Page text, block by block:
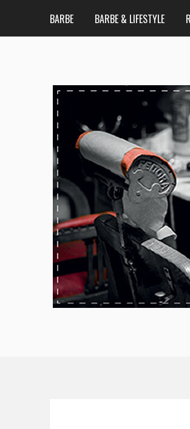
BARBE BARBE & LIFESTYLE